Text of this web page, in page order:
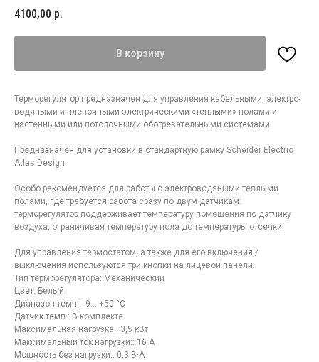
4100,00 р.
В корзину
Терморегулятор предназначен для управления кабельными, электро-
водяными и пленочными электрическими «теплыми» полами и
настенными или потолочными обогревательными системами.
Предназначен для установки в стандартную рамку Scheider Electric
Atlas Design.
Особо рекомендуется для работы с электроводяными теплыми
полами, где требуется работа сразу по двум датчикам:
терморегулятор поддерживает температуру помещения по датчику
воздуха, ограничивая температуру пола до температуры отсечки.
Для управления термостатом, а также для его включения /
выключения используются три кнопки на лицевой панели.
Тип терморегулятора: Механический
Цвет: Белый
Диапазон темп.: -9... +50 °С
Датчик темп.: В комплекте
Максимальная нагрузка:: 3,5 кВт
Максимальный ток нагрузки:: 16 А
Мощность без нагрузки:: 0,3 В·А